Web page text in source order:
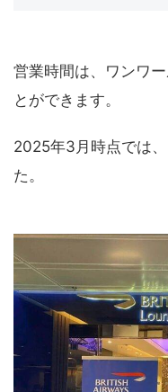
営業時間は、ワンワ
とができます。
2025年3月時点では
た。